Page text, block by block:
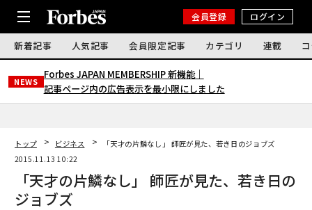
会員登録 ログイン
新着記事 人気記事 会員限定記事 カテゴリ 連載
NEWS
Forbes JAPAN MEMBERSHIP 新機能｜
記事ページ内の広告表示を最小限にしました
トップ ビジネス
「天才の片鱗なし」 師匠が見た、若き日のジョブズ
2015.11.13 10:22
「天才の片鱗なし」 師匠が見た、若き日の
ジョブズ